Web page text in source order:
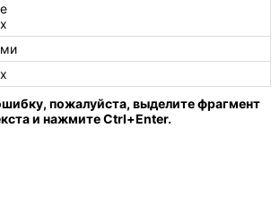
пожалуйста, выделите фрагмент
и нажмите Ctrl+Enter.